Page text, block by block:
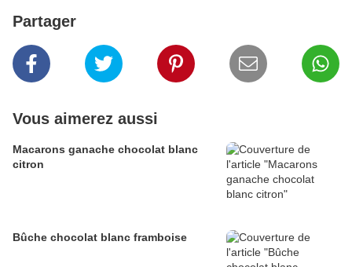
Partager
Vous aimerez aussi
Macarons ganache chocolat blanc
citron
Bûche chocolat blanc framboise